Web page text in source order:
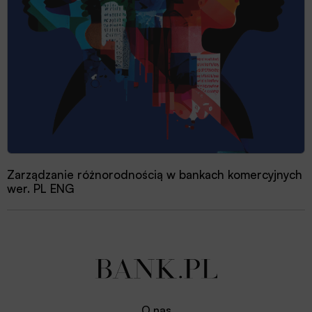
Zarządzanie różnorodnością w bankach komercyjnych
wer. PL ENG